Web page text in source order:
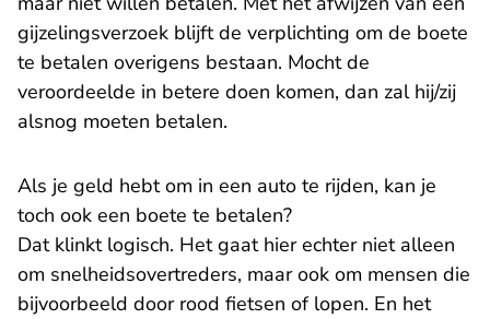
gijzelingsverzoek blijft de verplichting om de boete
te betalen overigens bestaan. Mocht de
veroordeelde in betere doen komen, dan zal hij/zij
alsnog moeten betalen.
Als je geld hebt om in een auto te rijden, kan je
toch ook een boete te betalen?
Dat klinkt logisch. Het gaat hier echter niet alleen
om snelheidsovertreders, maar ook om mensen die
bijvoorbeeld door rood fietsen of lopen. En het